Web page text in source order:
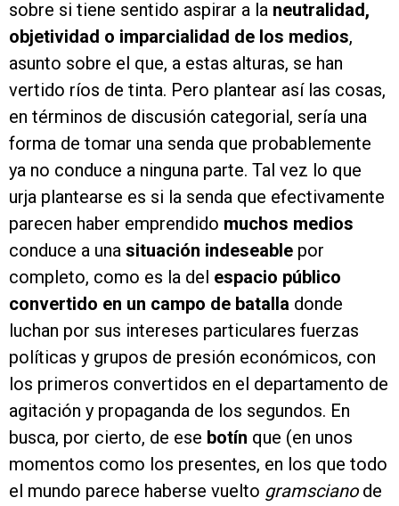
sobre si tiene sentido aspirar a la neutralidad,
objetividad o imparcialidad de los medios,
asunto sobre el que, a estas alturas, se han
vertido ríos de tinta. Pero plantear así las cosas,
en términos de discusión categorial, sería una
forma de tomar una senda que probablemente
ya no conduce a ninguna parte. Tal vez lo que
urja plantearse es si la senda que efectivamente
parecen haber emprendido muchos medios
conduce a una situación indeseable por
completo, como es la del espacio público
convertido en un campo de batalla donde
luchan por sus intereses particulares fuerzas
políticas y grupos de presión económicos, con
los primeros convertidos en el departamento de
agitación y propaganda de los segundos. En
busca, por cierto, de ese botín que (en unos
momentos como los presentes, en los que todo
el mundo parece haberse vuelto gramscianode